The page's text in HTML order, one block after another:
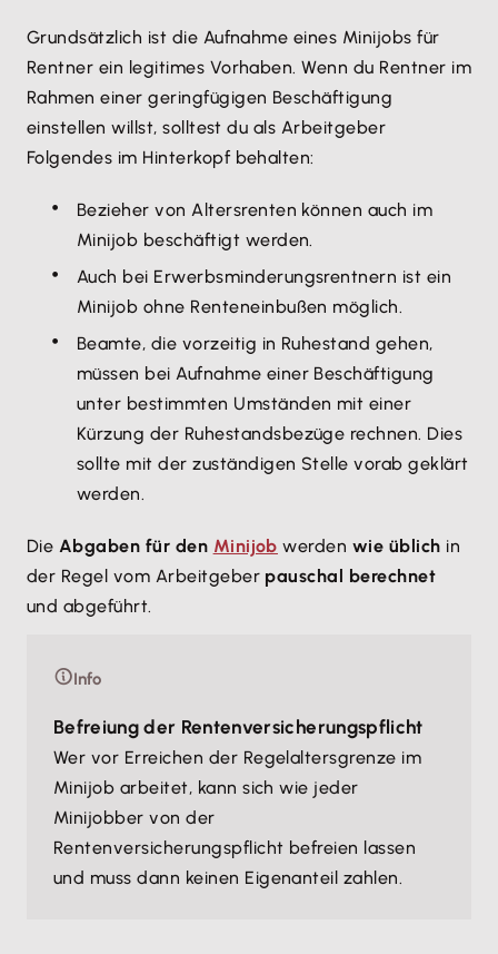
Grundsätzlich ist die Aufnahme eines Minijobs für
Rentner ein legitimes Vorhaben. Wenn du Rentner im
Rahmen einer geringfügigen Beschäftigung
einstellen willst, solltest du als Arbeitgeber
Folgendes im Hinterkopf behalten:
Bezieher von Altersrenten können auch im
Minijob beschäftigt werden.
Auch bei Erwerbsminderungsrentnern ist ein
Minijob ohne Renteneinbußen möglich.
Beamte, die vorzeitig in Ruhestand gehen,
müssen bei Aufnahme einer Beschäftigung
unter bestimmten Umständen mit einer
Kürzung der Ruhestandsbezüge rechnen. Dies
sollte mit der zuständigen Stelle vorab geklärt
werden.
Die Abgaben für den Minijob werden wie üblich in
der Regel vom Arbeitgeber pauschal berechnet
und abgeführt.
Info
Befreiung der Rentenversicherungspflicht
Wer vor Erreichen der Regelaltersgrenze im
Minijob arbeitet, kann sich wie jeder
Minijobber von der
Rentenversicherungspflicht befreien lassen
und muss dann keinen Eigenanteil zahlen.